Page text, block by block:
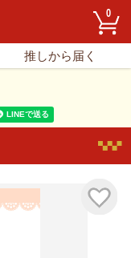
0
推しから届く